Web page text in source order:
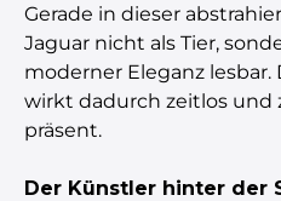
Gerade in dieser
Jaguar nicht als Tier,
moderner Eleganz lesbar.
wirkt dadurch zeitlos und
präsent.
Der Künstler hinter der